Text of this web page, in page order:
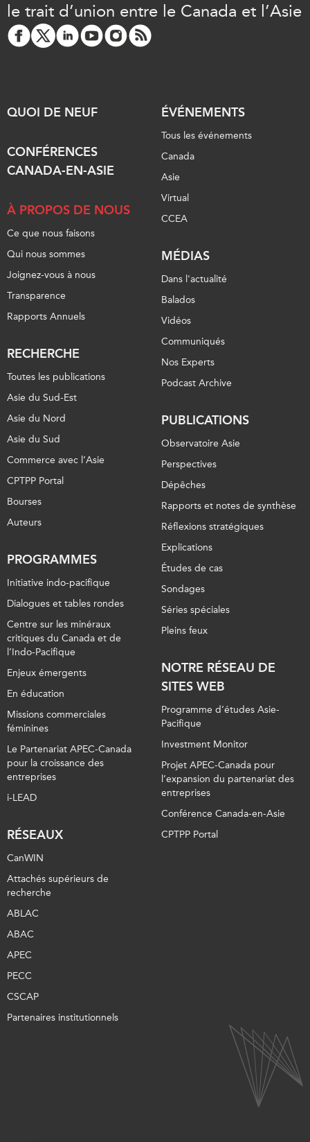
le trait d’union entre le Canada et l’Asie
QUOI DE NEUF
CONFÉRENCES
CANADA-EN-ASIE
À PROPOS DE NOUS
Ce que nous faisons
Qui nous sommes
Joignez-vous à nous
Transparence
Rapports Annuels
RECHERCHE
Toutes les publications
Asie du Sud-Est
Asie du Nord
Asie du Sud
Commerce avec l’Asie
CPTPP Portal
Bourses
Auteurs
PROGRAMMES
Initiative indo-pacifique
Dialogues et tables rondes
Centre sur les minéraux
critiques du Canada et de
l’Indo-Pacifique
Enjeux émergents
En éducation
Missions commerciales
féminines
Le Partenariat APEC-Canada
pour la croissance des
entreprises
i-LEAD
RÉSEAUX
CanWIN
Attachés supérieurs de
recherche
ABLAC
ABAC
APEC
PECC
CSCAP
Partenaires institutionnels
ÉVÉNEMENTS
Tous les événements
Canada
Asie
Virtual
CCEA
MÉDIAS
Dans l'actualité
Balados
Vidéos
Communiqués
Nos Experts
Podcast Archive
PUBLICATIONS
Observatoire Asie
Perspectives
Dépêches
Rapports et notes de synthèse
Réflexions stratégiques
Explications
Études de cas
Sondages
Séries spéciales
Pleins feux
NOTRE RÉSEAU DE
SITES WEB
Programme d’études Asie-
Pacifique
Investment Monitor
Projet APEC-Canada pour
l’expansion du partenariat des
entreprises
Conférence Canada-en-Asie
CPTPP Portal